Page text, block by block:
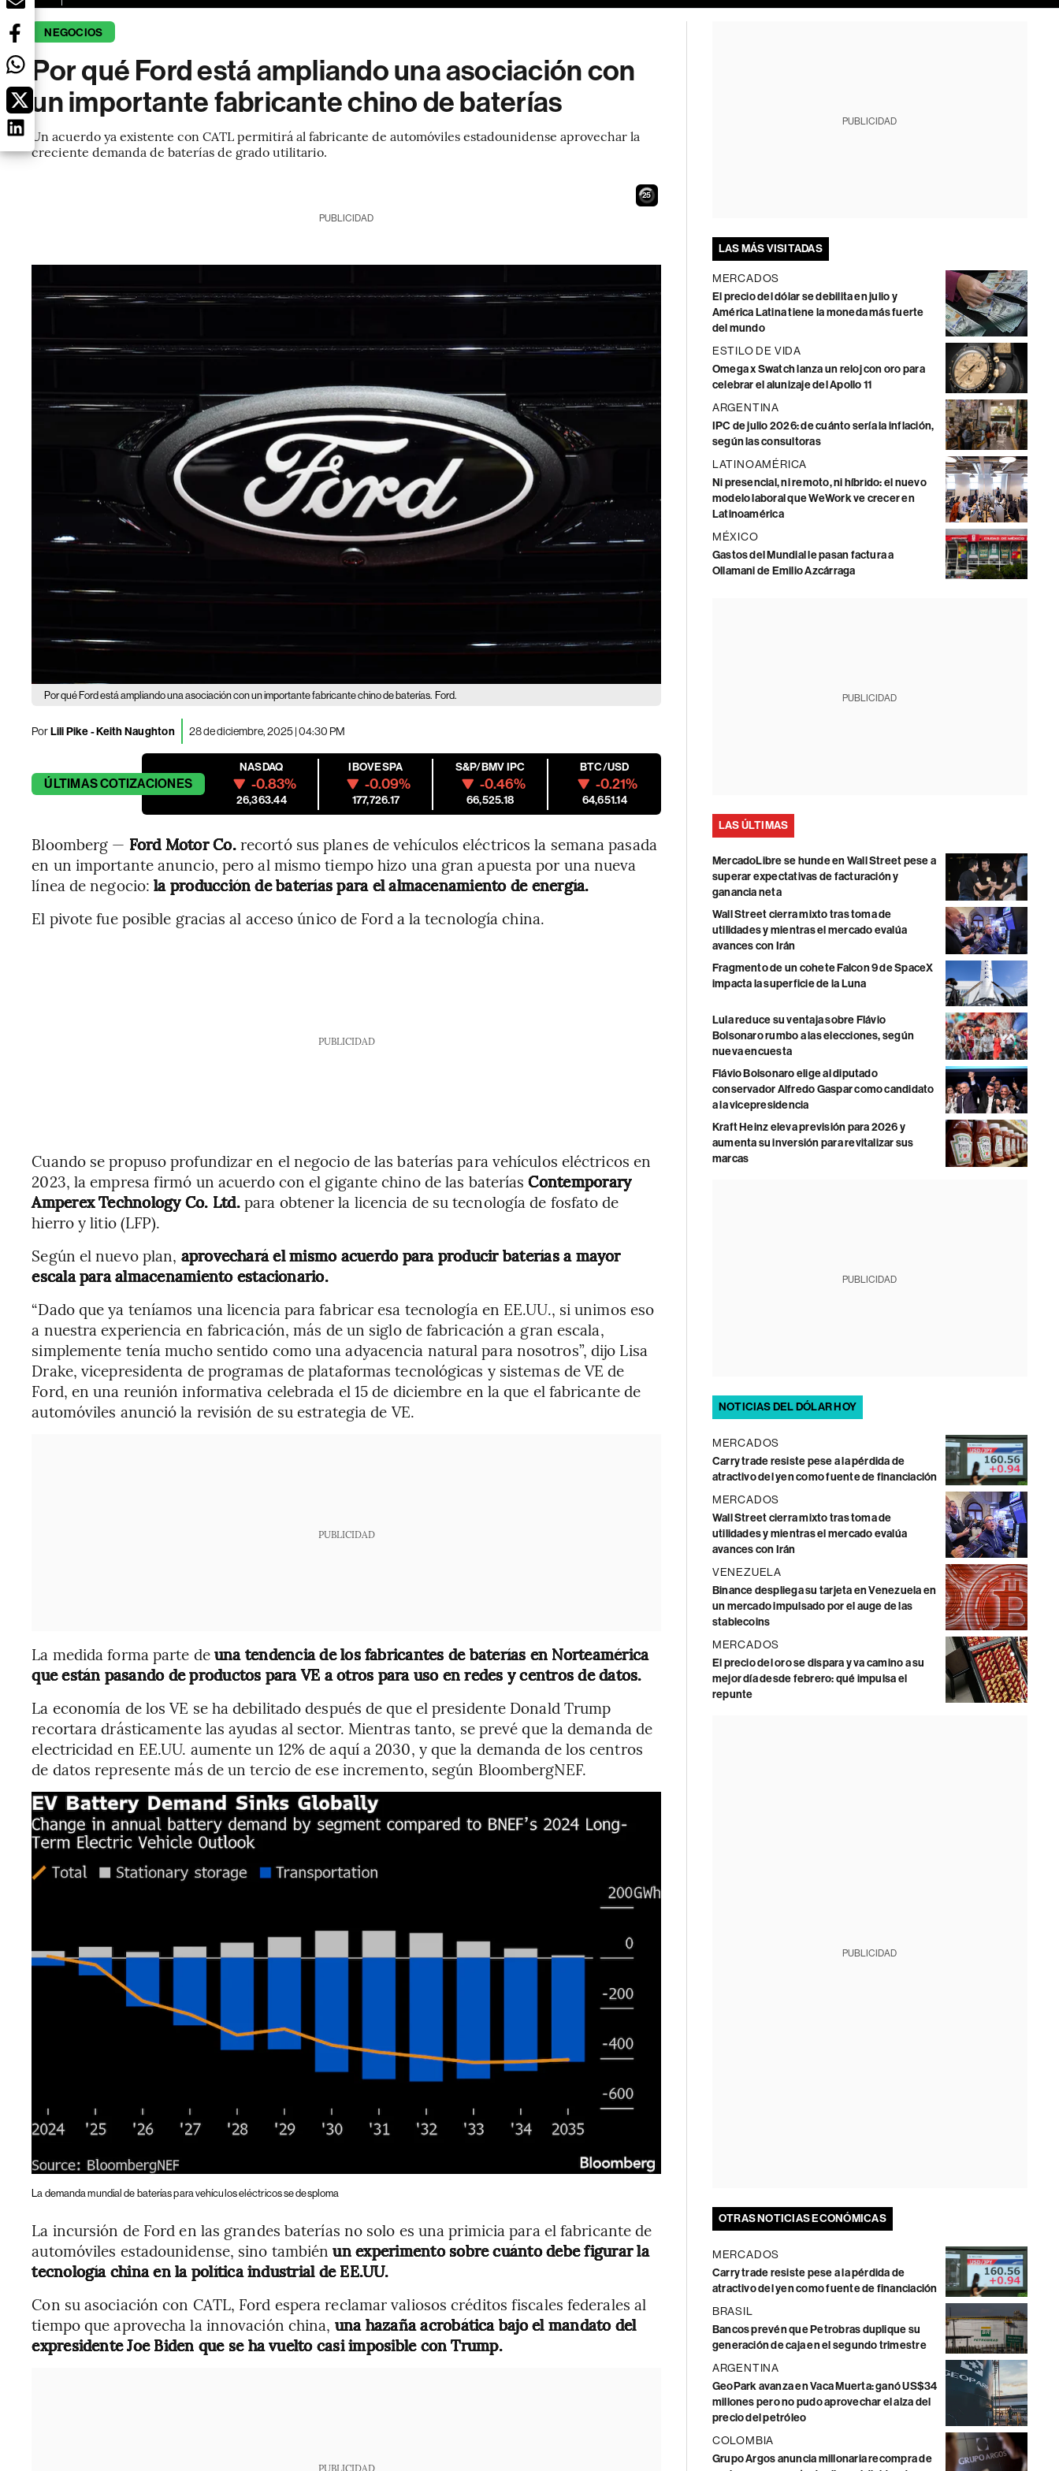
NEGOCIOS
Por qué Ford está ampliando una asociación con
un importante fabricante chino de baterías
Un acuerdo ya existente con CATL permitirá al fabricante de automóviles estadounidense aprovechar la
creciente demanda de baterías de grado utilitario.
24
PUBLICIDAD
Por qué Ford está ampliando una asociación con un importante fabricante chino de baterías. Ford.
PorLili Pike - Keith Naughton 28 de diciembre, 2025 | 04:30 PM
ÚLTIMASCOTIZACIONES
NASDAQ
-0.83%
26,363.44
IBOVESPA
-0.09%
177,726.17
S&P/BMV IPC
-0.46%
66,525.18
BTC/USD
-0.21%
64,651.14
Bloomberg — Ford Motor Co.recortó sus planes de vehículos eléctricos la semana pasada
en un importante anuncio, pero al mismo tiempo hizo una gran apuesta por una nueva
línea de negocio:la producción de baterías para el almacenamiento de energía.
El pivote fue posible gracias al acceso único de Ford a la tecnología china.
PUBLICIDAD
Cuando se propuso profundizar en el negocio de las baterías para vehículos eléctricos en
2023, la empresa firmó un acuerdo con el gigante chino de las bateríasContemporary
Amperex Technology Co. Ltd.para obtener la licencia de su tecnología de fosfato de
hierro y litio (LFP).
Según el nuevo plan, aprovechará el mismo acuerdo para producir baterías a mayor
escala para almacenamiento estacionario.
“Dado que ya teníamos una licencia para fabricar esa tecnología en EE.UU., si unimos eso
a nuestra experiencia en fabricación, más de un siglo de fabricación a gran escala,
simplemente tenía mucho sentido como una adyacencia natural para nosotros”, dijo Lisa
Drake, vicepresidenta de programas de plataformas tecnológicas y sistemas de VE de
Ford, en una reunión informativa celebrada el 15 de diciembre en la que el fabricante de
automóviles anunció la revisión de su estrategia de VE.
PUBLICIDAD
La medida forma parte deuna tendencia de los fabricantes de baterías en Norteamérica
que están pasando de productos para VE a otros para uso en redes y centros de datos.
La economía de los VE se ha debilitado después de que el presidente Donald Trump
recortara drásticamente las ayudas al sector. Mientras tanto, se prevé que la demanda de
electricidad en EE.UU. aumente un 12% de aquí a 2030, y que la demanda de los centros
de datos represente más de un tercio de ese incremento, según BloombergNEF.
La demanda mundial de baterías para vehículos eléctricos se desploma
La incursión de Ford en las grandes baterías no solo es una primicia para el fabricante de
automóviles estadounidense, sino tambiénun experimento sobre cuánto debe figurar la
tecnología china en la política industrial de EE.UU.
Con su asociación con CATL, Ford espera reclamar valiosos créditos fiscales federales al
tiempo que aprovecha la innovación china, una hazaña acrobática bajo el mandato del
expresidente Joe Biden que se ha vuelto casi imposible con Trump.
PUBLICIDAD
PUBLICIDAD
LAS MÁS VISITADAS
MERCADOS
El precio del dólar se debilita en julio y
América Latina tiene la moneda más fuerte
del mundo
ESTILO DE VIDA
Omega x Swatch lanza un reloj con oro para
celebrar el alunizaje del Apollo 11
ARGENTINA
IPC de julio 2026: de cuánto sería la inflación,
según las consultoras
LATINOAMÉRICA
Ni presencial, ni remoto, ni híbrido: el nuevo
modelo laboral que WeWork ve crecer en
Latinoamérica
MÉXICO
Gastos del Mundial le pasan factura a
Ollamani de Emilio Azcárraga
PUBLICIDAD
LAS ÚLTIMAS
MercadoLibre se hunde en Wall Street pese a
superar expectativas de facturación y
ganancia neta
Wall Street cierra mixto tras toma de
utilidades y mientras el mercado evalúa
avances con Irán
Fragmento de un cohete Falcon 9 de SpaceX
impacta la superficie de la Luna
Lula reduce su ventaja sobre Flávio
Bolsonaro rumbo a las elecciones, según
nueva encuesta
Flávio Bolsonaro elige al diputado
conservador Alfredo Gaspar como candidato
a la vicepresidencia
Kraft Heinz eleva previsión para 2026 y
aumenta su inversión para revitalizar sus
marcas
PUBLICIDAD
NOTICIAS DEL DÓLAR HOY
MERCADOS
Carry trade resiste pese a la pérdida de
atractivo del yen como fuente de financiación
MERCADOS
Wall Street cierra mixto tras toma de
utilidades y mientras el mercado evalúa
avances con Irán
VENEZUELA
Binance despliega su tarjeta en Venezuela en
un mercado impulsado por el auge de las
stablecoins
MERCADOS
El precio del oro se dispara y va camino a su
mejor día desde febrero: qué impulsa el
repunte
PUBLICIDAD
OTRAS NOTICIAS ECONÓMICAS
MERCADOS
Carry trade resiste pese a la pérdida de
atractivo del yen como fuente de financiación
BRASIL
Bancos prevén que Petrobras duplique su
generación de caja en el segundo trimestre
ARGENTINA
GeoPark avanza en Vaca Muerta: ganó US$34
millones pero no pudo aprovechar el alza del
precio del petróleo
COLOMBIA
Grupo Argos anuncia millonaria recompra de